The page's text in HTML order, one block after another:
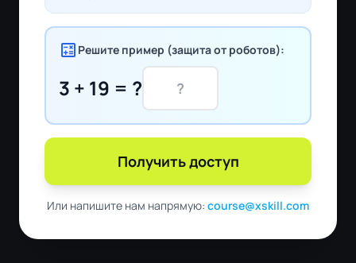
calculate Решите пример (защита от роботов):
3 + 19 = ?
Получить доступ
Или напишите нам напрямую: course@xskill.com